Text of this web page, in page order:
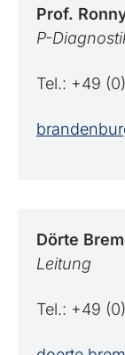
Prof.
P-
Tel.: +49
Dörte
Leitung
Tel.: +49